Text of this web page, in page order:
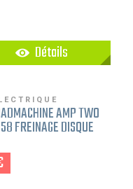
Détails
AMP TWO
FREINAGE DISQUE